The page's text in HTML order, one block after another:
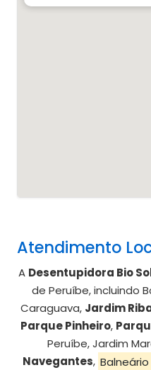
Atendimento
A Desentupidora Bio
de Peruíbe, incluindo
Caraguava, Jardim
Parque Pinheiro,
Peruíbe, Jardim
Navegantes,